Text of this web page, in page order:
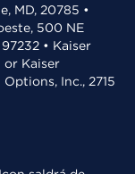
MD, 20785 •
500 NE
• Kaiser
or Kaiser
Inc., 2715